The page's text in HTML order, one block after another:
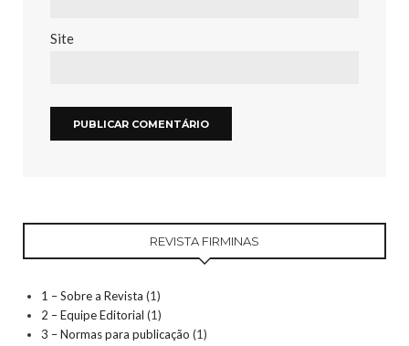
Site
REVISTA FIRMINAS
1 – Sobre a Revista (1)
2 – Equipe Editorial (1)
3 – Normas para publicação (1)